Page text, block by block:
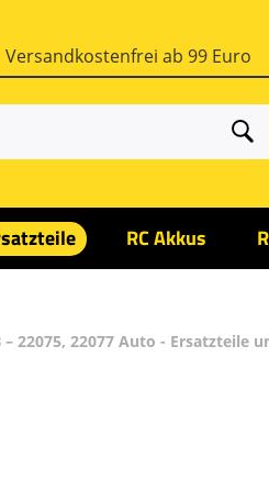
Versandkostenfrei ab 99 Euro
RC Akkus
– 22075, 22077 Auto - Ersatzteile